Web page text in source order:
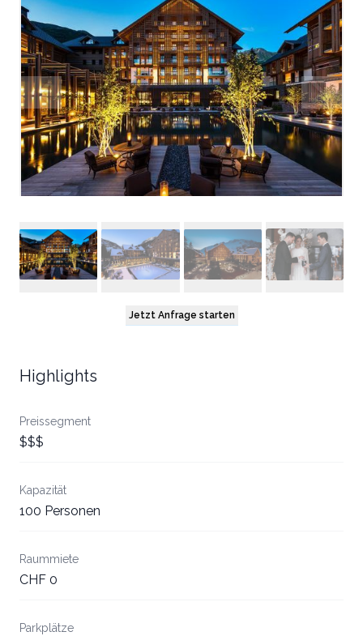
Jetzt Anfrage starten
Highlights
Preissegment
$$$
Kapazität
100 Personen
Raummiete
CHF 0
Parkplätze